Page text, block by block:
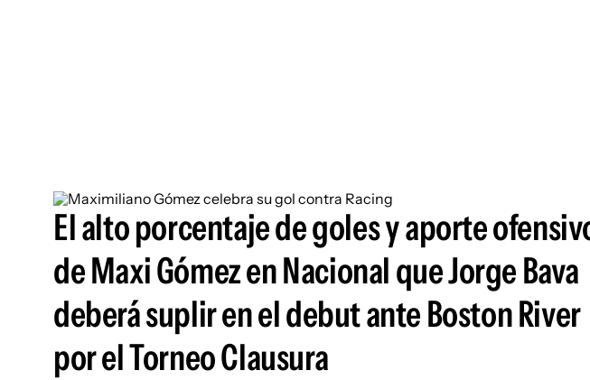
El alto porcentaje de goles y aporte
de Maxi Gómez en Nacional que Jorge Bava
deberá suplir en el debut ante Boston River
por el Torneo Clausura